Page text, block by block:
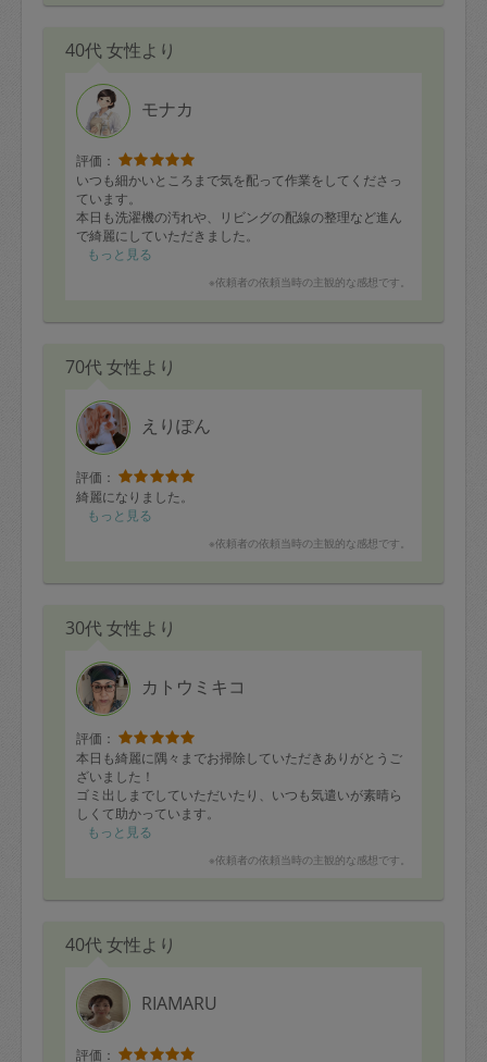
み干してしまいました。
毎回作ってくださるスープが絶品です。
40代 女性より
モナカ
評価：
いつも細かいところまで気を配って作業をしてくださっ
ています。
本日も洗濯機の汚れや、リビングの配線の整理など進ん
で綺麗にしていただきました。
仕事をしながらの依頼なので、本当に助かっています。
もっと見る
※依頼者の依頼当時の主観的な感想です。
70代 女性より
えりぽん
評価：
綺麗になりました。
もっと見る
※依頼者の依頼当時の主観的な感想です。
30代 女性より
カトウミキコ
評価：
本日も綺麗に隅々までお掃除していただきありがとうご
ざいました！
ゴミ出しまでしていただいたり、いつも気遣いが素晴ら
しくて助かっています。
また次回も宜しくお願いいたします。
もっと見る
※依頼者の依頼当時の主観的な感想です。
40代 女性より
RIAMARU
評価：